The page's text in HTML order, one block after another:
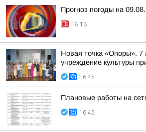
Прогноз погоды на
18:13
Новая точка «Опоры». 7
учреждение культуры
16:45
Плановые работы на
16:45